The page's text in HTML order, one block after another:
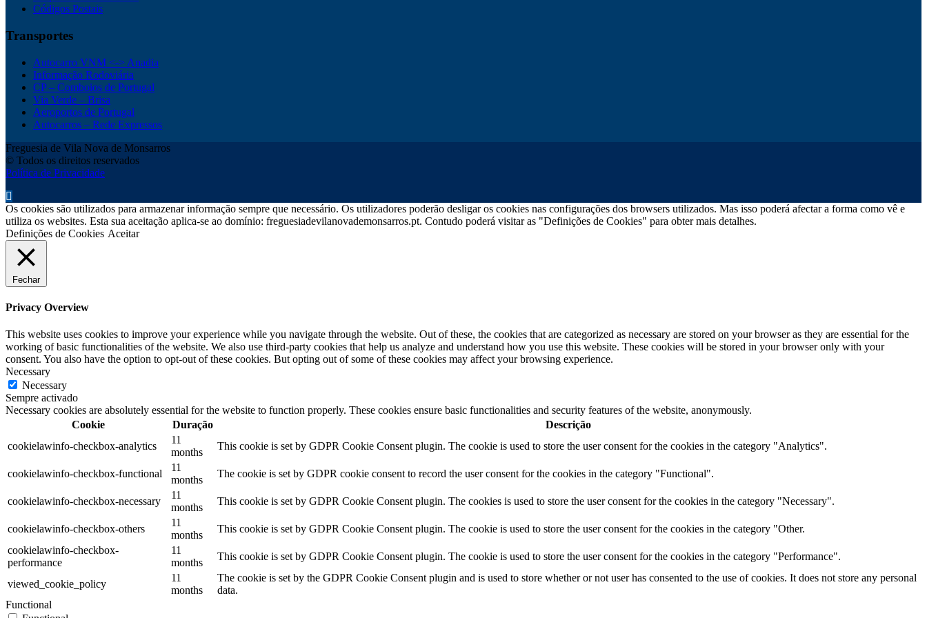
Códigos Postais
Transportes
Autocarro VNM <-> Anadia
Informação Rodoviária
CP – Comboios de Portugal
Via Verde – Brisa
Aeroportos de Portugal
Autocarros – Rede Expressos
Freguesia de Vila Nova de Monsarros
© Todos os direitos reservados
Política de Privacidade
Os cookies são utilizados para armazenar informação sempre que necessário. Os utilizadores poderão desligar os cookies nas configurações dos browsers utilizados. Mas isso poderá afectar a forma como vê e
utiliza os websites. Esta sua aceitação aplica-se ao domínio: freguesiadevilanovademonsarros.pt. Contudo poderá visitar as "Definições de Cookies" para obter mais detalhes.
Definições de Cookies Aceitar
Fechar
Privacy Overview
This website uses cookies to improve your experience while you navigate through the website. Out of these, the cookies that are categorized as necessary are stored on your browser as they are essential for the
working of basic functionalities of the website. We also use third-party cookies that help us analyze and understand how you use this website. These cookies will be stored in your browser only with your
consent. You also have the option to opt-out of these cookies. But opting out of some of these cookies may affect your browsing experience.
Necessary
Necessary
Sempre activado
Necessary cookies are absolutely essential for the website to function properly. These cookies ensure basic functionalities and security features of the website, anonymously.
Cookie
Duração
Descrição
cookielawinfo-checkbox-analytics
11
months
This cookie is set by GDPR Cookie Consent plugin. The cookie is used to store the user consent for the cookies in the category "Analytics".
cookielawinfo-checkbox-functional
11
months
The cookie is set by GDPR cookie consent to record the user consent for the cookies in the category "Functional".
cookielawinfo-checkbox-necessary
11
months
This cookie is set by GDPR Cookie Consent plugin. The cookies is used to store the user consent for the cookies in the category "Necessary".
cookielawinfo-checkbox-others
11
months
This cookie is set by GDPR Cookie Consent plugin. The cookie is used to store the user consent for the cookies in the category "Other.
cookielawinfo-checkbox-
performance
11
months
This cookie is set by GDPR Cookie Consent plugin. The cookie is used to store the user consent for the cookies in the category "Performance".
viewed_cookie_policy
11
months
The cookie is set by the GDPR Cookie Consent plugin and is used to store whether or not user has consented to the use of cookies. It does not store any personal
data.
Functional